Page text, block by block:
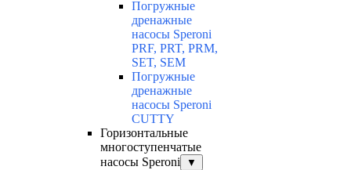
Погружные
дренажные
насосы Speroni
PRF, PRT, PRM,
SET, SEM
Погружные
дренажные
насосы Speroni
CUTTY
Горизонтальные
многоступенчатые
насосы Speroni
▼